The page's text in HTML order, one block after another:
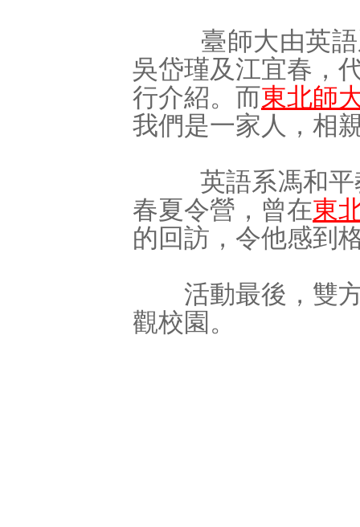
臺師大由英語
吳岱瑾及江宜春，
行介紹。而東北師
我們是一家人，相
英語系馮和平
春夏令營，曾在東
的回訪，令他感到
活動最後，雙方
觀校園。